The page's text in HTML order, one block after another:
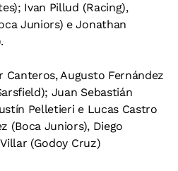
Ivan Pillud (Racing),
Juniors) e Jonathan
Augusto Fernández
Juan Sebastián
Pelletieri e Lucas Castro
(Boca Juniors), Diego
(Godoy Cruz)